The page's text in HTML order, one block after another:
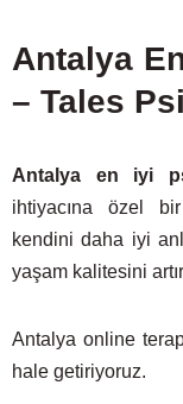
Antalya
– Tales
Antalya en iyi
ihtiyacına özel
kendini daha iyi
yaşam kalitesini
Antalya online
hale getiriyoruz.